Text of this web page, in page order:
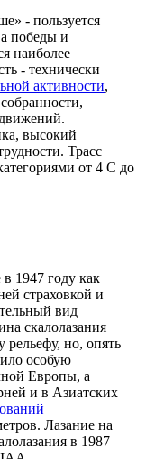
- пользуется
победы и
наиболее
- технически
активности,
высокий
Трасс
от 4 С до
1947 году как
страховкой и
вид
скалолазания
рельефу, но, опять
особую
Европы, а
и в Азиатских
Лазание на
в 1987